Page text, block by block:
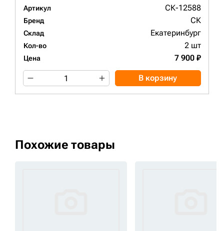
Артикул СК-12588
Бренд СК
Склад Екатеринбург
Кол-во 2 шт
Цена 7 900 ₽
В корзину
Похожие товары